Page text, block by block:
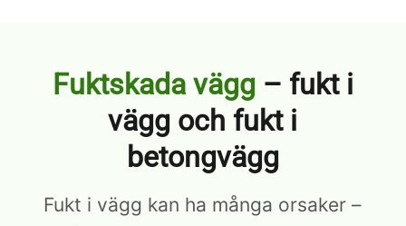
Fuktskada vägg – fukt i
vägg och fukt i
betongvägg
Fukt i vägg kan ha många orsaker –